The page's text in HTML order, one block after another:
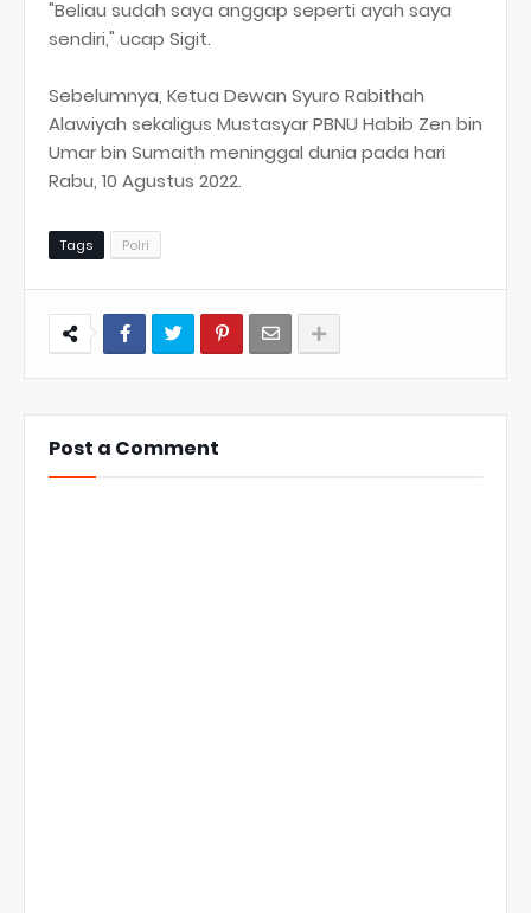
"Beliau sudah saya anggap seperti ayah saya
sendiri," ucap Sigit.
Sebelumnya, Ketua Dewan Syuro Rabithah
Alawiyah sekaligus Mustasyar PBNU Habib Zen bin
Umar bin Sumaith meninggal dunia pada hari
Rabu, 10 Agustus 2022.
Tags Polri
Post a Comment